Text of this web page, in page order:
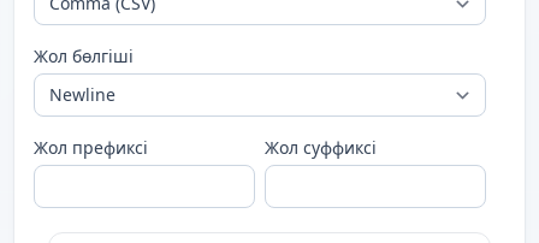
Жол бөлгіші
Жол префиксі Жол суффиксі